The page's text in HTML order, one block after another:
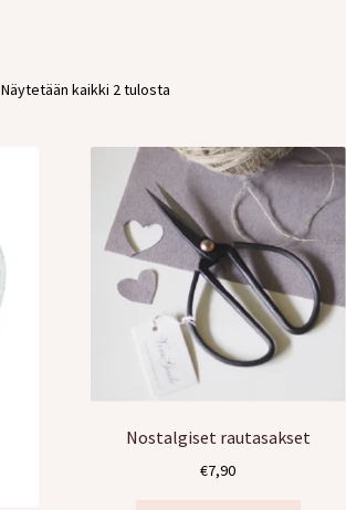
Näytetään kaikki 2 tulosta
Nostalgiset rautasakset
€7,90